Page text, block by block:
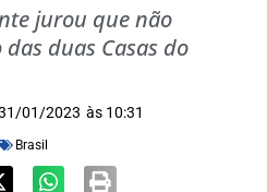
jurou que não
duas Casas do
01/2023 às 10:31
Brasil